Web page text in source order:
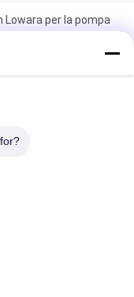
per la pompa
di tenuta